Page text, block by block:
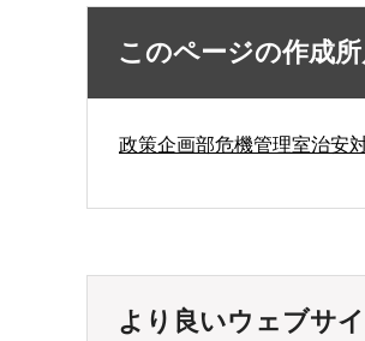
このページの作成
政策企画部危機管理室治安
より良いウェブサ